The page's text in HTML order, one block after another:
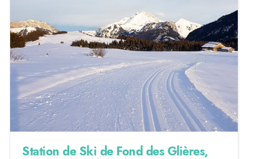
Station de Ski de Fond des Glières,